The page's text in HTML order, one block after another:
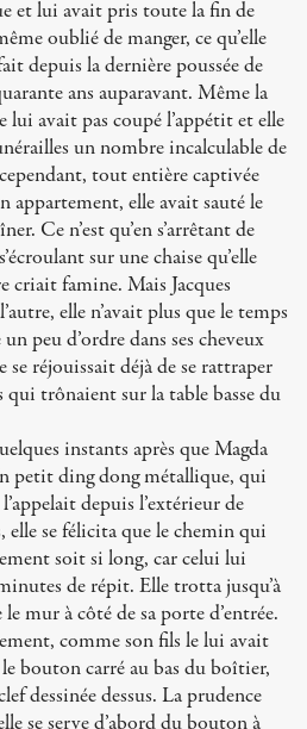
et lui avait pris toute la fin de
oublié de manger, ce qu’elle
depuis la dernière poussée de
ans auparavant. Même la
avait pas coupé l’appétit et elle
un nombre incalculable de
tout entière captivée
appartement, elle avait sauté le
Ce n’est qu’en s’arrêtant de
sur une chaise qu’elle
criait famine. Mais Jacques
elle n’avait plus que le temps
peu d’ordre dans ses cheveux
se réjouissait déjà de se rattraper
qui trônaient sur la table basse du
instants après que Magda
petit ding dong métallique, qui
depuis l’extérieur de
elle se félicita que le chemin qui
soit si long, car celui lui
de répit. Elle trotta jusqu’à
mur à côté de sa porte d’entrée.
comme son fils le lui avait
bouton carré au bas du boîtier,
dessinée dessus. La prudence